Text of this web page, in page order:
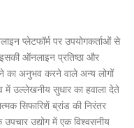
प्लेटफॉर्म पर उपयोगकर्ताओं से
ऑनलाइन प्रतिष्ठा और
का अनुभव करने वाले अन्य लोगों
उल्लेखनीय सुधार का हवाला देते
सिफारिशें ब्रांड की निरंतर
उद्योग में एक विश्वसनीय